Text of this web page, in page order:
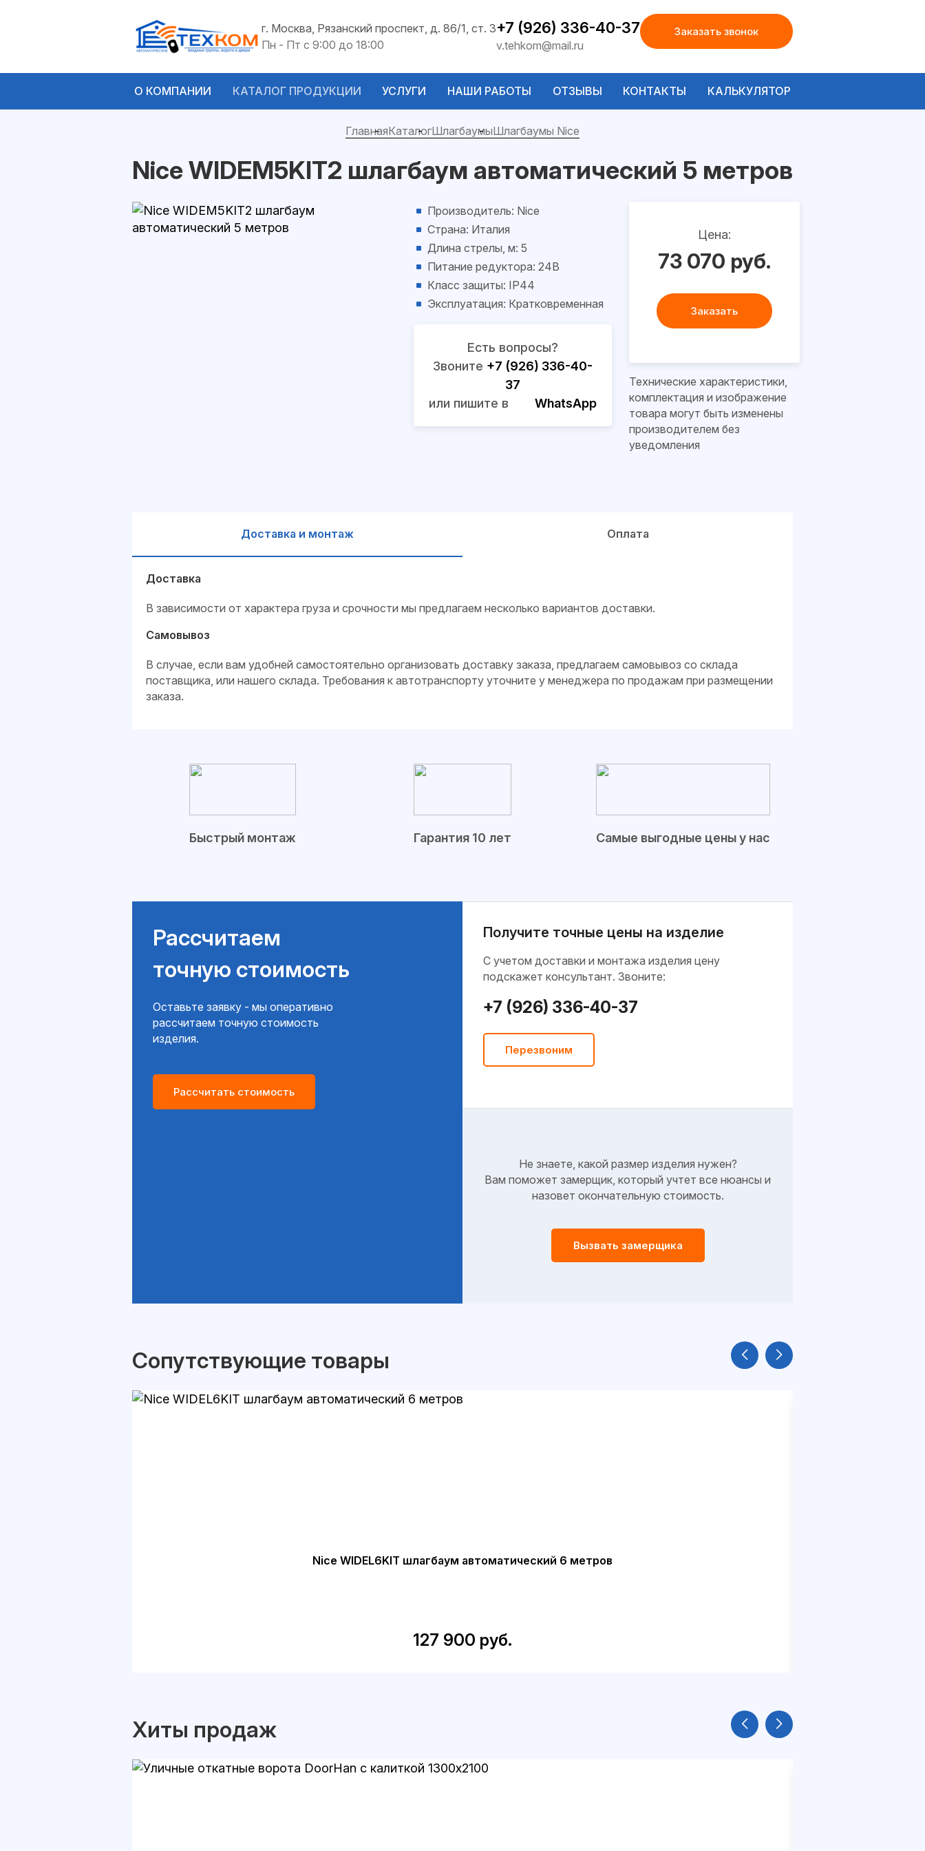
г. Москва, Рязанский проспект, д. 86/1, ст. 3
Пн - Пт с 9:00 до 18:00
+7 (926) 336-40-37
v.tehkom@mail.ru
Заказать звонок
О КОМПАНИИ КАТАЛОГ ПРОДУКЦИИ УСЛУГИ НАШИ РАБОТЫ ОТЗЫВЫ КОНТАКТЫ КАЛЬКУЛЯТОР
ГлавнаяКаталогШлагбаумыШлагбаумы Nice
Nice WIDEM5KIT2 шлагбаум автоматический 5 метров
Производитель: Nice
Страна: Италия
Длина стрелы, м: 5
Питание редуктора: 24В
Класс защиты: IP44
Эксплуатация: Кратковременная
Есть вопросы?
Звоните +7 (926) 336-40-
37
или пишите в
WhatsApp
Цена:
73 070 руб.
Заказать
Технические характеристики,
комплектация и изображение
товара могут быть изменены
производителем без
уведомления
Доставка и монтаж Оплата
Доставка
В зависимости от характера груза и срочности мы предлагаем несколько вариантов доставки.
Самовывоз
В случае, если вам удобней самостоятельно организовать доставку заказа, предлагаем самовывоз со склада
поставщика, или нашего склада. Требования к автотранспорту уточните у менеджера по продажам при размещении
заказа.
Быстрый монтаж Гарантия 10 лет Самые выгодные цены у нас
Рассчитаем
точную стоимость
Оставьте заявку - мы оперативно
рассчитаем точную стоимость
изделия.
Рассчитать стоимость
Получите точные цены на изделие
C учетом доставки и монтажа изделия цену
подскажет консультант. Звоните:
+7 (926) 336-40-37
Перезвоним
Не знаете, какой размер изделия нужен?
Вам поможет замерщик, который учтет все нюансы и
назовет окончательную стоимость.
Вызвать замерщика
Сопутствующие товары
Nice WIDEL6KIT шлагбаум автоматический 6 метров
127 900 руб.
Хиты продаж